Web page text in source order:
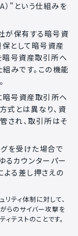
"という仕組みを
が保有する暗号資
として暗号資産
暗号資産取引所へ
みです。この機能
号資産取引所へ
式とは異なり、資
され、取引所はそ
を受けた場合で
るカウンターパー
よる差し押さえの
リティ体制に対して、
らのサイバー攻撃を
テストのことです。